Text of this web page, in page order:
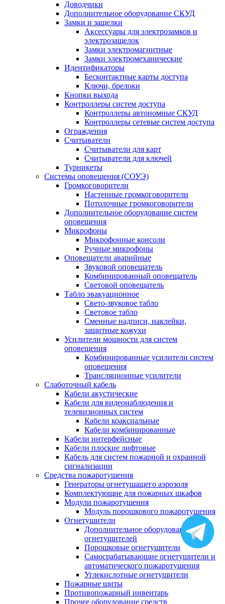
Доводчики
Дополнительное оборудование СКУД
Замки и защелки
Аксессуары для электрозамков и
электрозащелок
Замки электромагнитные
Замки электромеханические
Идентификаторы
Бесконтактные карты доступа
Ключи, брелоки
Кнопки выхода
Контроллеры систем доступа
Контроллеры автономные СКУД
Контроллеры сетевые систем доступа
Ограждения
Считыватели
Считыватели для карт
Считыватели для ключей
Турникеты
Системы оповещения (СОУЭ)
Громкоговорители
Настенные громкоговорители
Потолочные громкоговорители
Дополнительное оборудование систем
оповещения
Микрофоны
Микрофонные консоли
Ручные микрофоны
Оповещатели аварийные
Звуковой оповещатель
Комбинированный оповещатель
Световой оповещатель
Табло эвакуационное
Свето-звуковое табло
Световое табло
Сменные надписи, наклейки,
защитные кожухи
Усилители мощности для систем
оповещения
Комбинированные усилители систем
оповещения
Трансляционные усилители
Слаботочный кабель
Кабели акустические
Кабели для видеонаблюдения и
телевизионных систем
Кабели коаксиальные
Кабели комбинированные
Кабели интерфейсные
Кабели плоские лифтовые
Кабель для систем пожарной и охранной
сигнализации
Средства пожаротушения
Генераторы огнетушащего аэрозоля
Комплектующие для пожарных шкафов
Модули пожаротушения
Модуль порошкового пожаротушения
Огнетушители
Дополнительное оборудование для
огнетушителей
Порошковые огнетушители
Самосрабатывающие огнетушители и
автоматического пожаротушения
Углекислотные огнетушители
Пожарные щиты
Противопожарный инвентарь
Прочее оборудование средств